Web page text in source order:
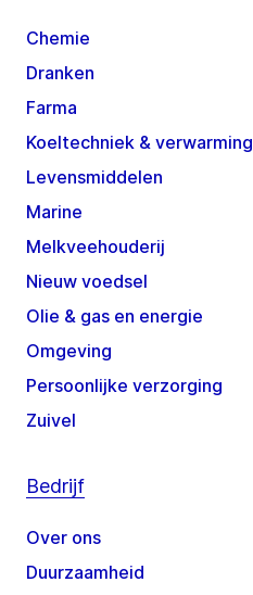
Chemie
Dranken
Farma
Koeltechniek & verwarming
Levensmiddelen
Marine
Melkveehouderij
Nieuw voedsel
Olie & gas en energie
Omgeving
Persoonlijke verzorging
Zuivel
Bedrijf
Over ons
Duurzaamheid